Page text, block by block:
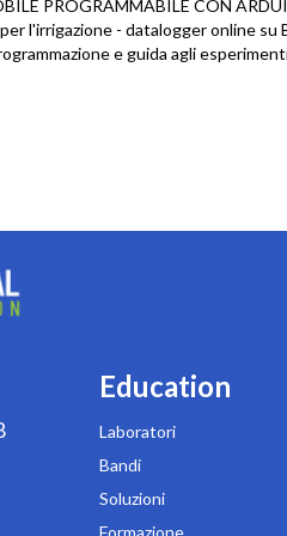
PROGRAMMABILE CON
l'irrigazione - datalogger online
e guida agli
Education
Laboratori
Bandi
Soluzioni
Formazione